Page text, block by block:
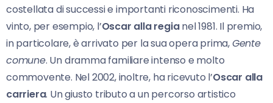
costellata di successi e importanti riconoscimenti. Ha
vinto, per esempio, l’Oscar alla regianel 1981. Il premio,
in particolare, è arrivato per la sua opera prima,Gente
comune. Un dramma familiare intenso e molto
commovente. Nel 2002, inoltre, ha ricevuto l’Oscar alla
carriera. Un giusto tributo a un percorso artistico